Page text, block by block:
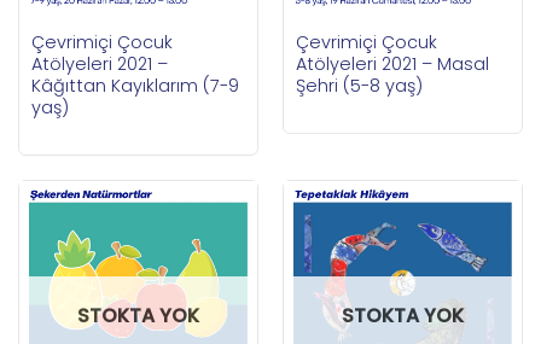
Çevrimiçi Çocuk
Atölyeleri 2021 –
Kâğıttan Kayıklarım (7-9
yaş)
Çevrimiçi Çocuk
Atölyeleri 2021 – Masal
Şehri (5-8 yaş)
STOKTA YOK STOKTA YOK